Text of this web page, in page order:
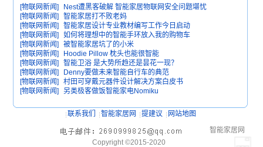
[物联网新闻]
Nest遭黑客破解 智能家居物联网安全问题堪忧
[物联网新闻]
智能家居打不败老妈
[物联网新闻]
智能家居设计专业教材编写工作今日启动
[物联网新闻]
如何将理想中的智能手环放入我的购物车
[物联网新闻]
被智能家居坑了的小米
[物联网新闻]
Hoodie Pillow 枕头也能很智能
[物联网新闻]
智能卫浴 是大势所趋还是昙花一现？
[物联网新闻]
Denny要做未来智能自行车的典范
[物联网新闻]
村田可穿戴元器件设计解决方案白皮书
[物联网新闻]
另类极客做饭智能家电Nomiku
联系我们 智能家居网 提建议
网站地图
智能家居网
Copyright ©2015-2020